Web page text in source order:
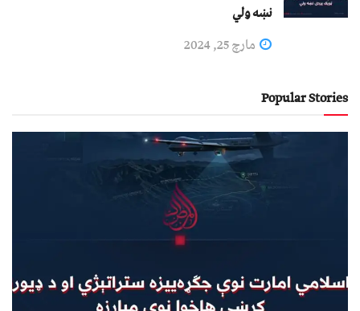
نښه ولي
مارچ 25, 2024
Popular Stories